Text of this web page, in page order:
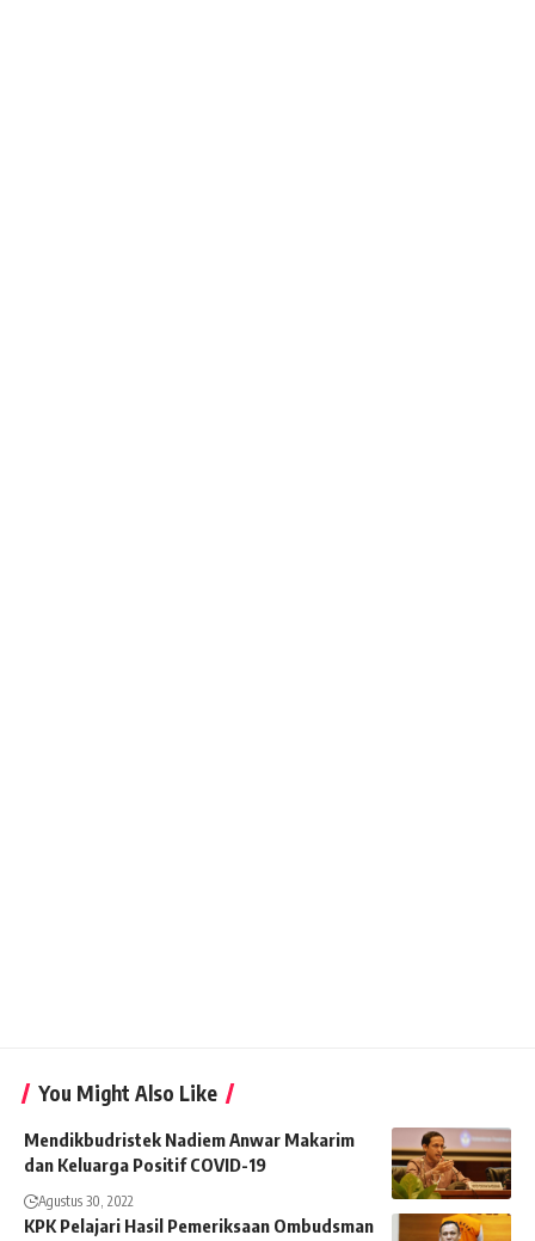
You Might Also Like
Mendikbudristek Nadiem Anwar Makarim
dan Keluarga Positif COVID-19
Agustus 30, 2022
KPK Pelajari Hasil Pemeriksaan Ombudsman